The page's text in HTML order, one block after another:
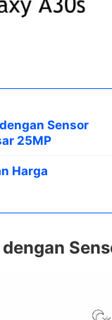
Sensor
25MP
Harga